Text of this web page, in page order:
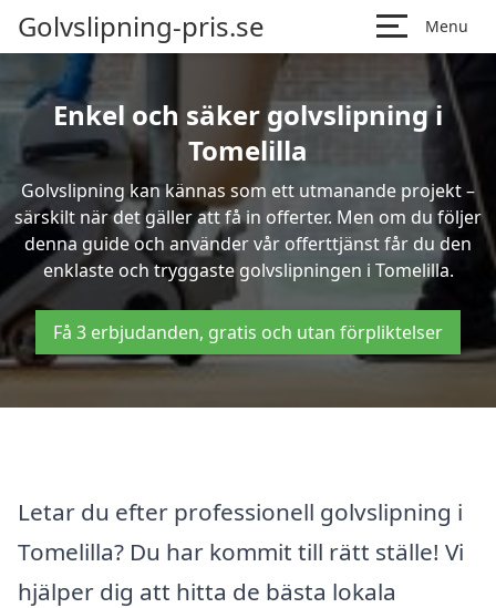
Golvslipning-pris.se Menu
Enkel och säker golvslipning i
Tomelilla
Golvslipning kan kännas som ett utmanande projekt –
särskilt när det gäller att få in offerter. Men om du följer
denna guide och använder vår offerttjänst får du den
enklaste och tryggaste golvslipningen i Tomelilla.
Få 3 erbjudanden, gratis och utan förpliktelser
Letar du efter professionell golvslipning i
Tomelilla? Du har kommit till rätt ställe! Vi
hjälper dig att hitta de bästa lokala